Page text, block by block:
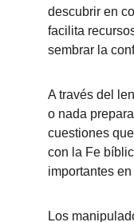
descubrir en
facilita
sembrar la
A través del
o nada
cuestiones
con la Fe
importantes
Los